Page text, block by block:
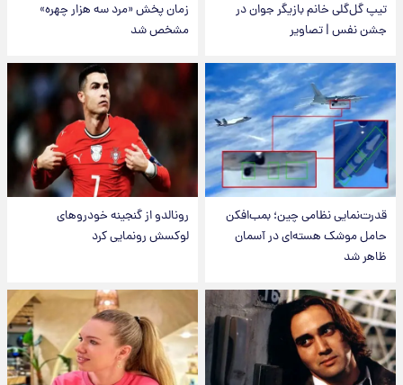
تیپ گل‌گلی خانم بازیگر جوان در
جشن نفس | تصاویر
زمان پخش «مرد سه هزار چهره»
مشخص شد
قدرت‌نمایی نظامی چین؛ بمب‌افکن
حامل موشک هسته‌ای در آسمان
ظاهر شد
رونالدو از گنجینه خودروهای
لوکسش رونمایی کرد